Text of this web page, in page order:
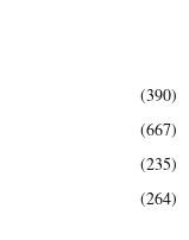
(390)
(667)
(235)
(264)